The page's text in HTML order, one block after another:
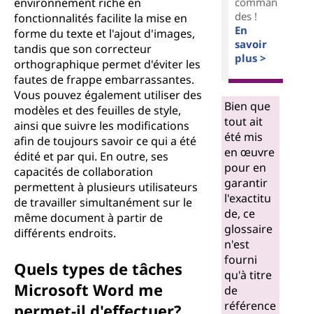
fonctionnalités facilite la mise en
forme du texte et l'ajout d'images,
tandis que son correcteur
orthographique permet d'éviter les
fautes de frappe embarrassantes.
Vous pouvez également utiliser des
modèles et des feuilles de style,
ainsi que suivre les modifications
afin de toujours savoir ce qui a été
édité et par qui. En outre, ses
capacités de collaboration
permettent à plusieurs utilisateurs
de travailler simultanément sur le
même document à partir de
différents endroits.
Quels types de tâches
Microsoft Word me
des !
En
savoir
plus >
Bien que
tout ait
été mis
en œuvre
pour en
garantir
l'exactitu
de, ce
glossaire
n'est
fourni
qu'à titre
de
référence